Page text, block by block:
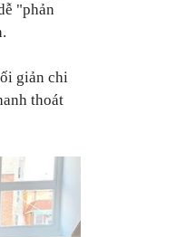
"phản
giản chi
thoát